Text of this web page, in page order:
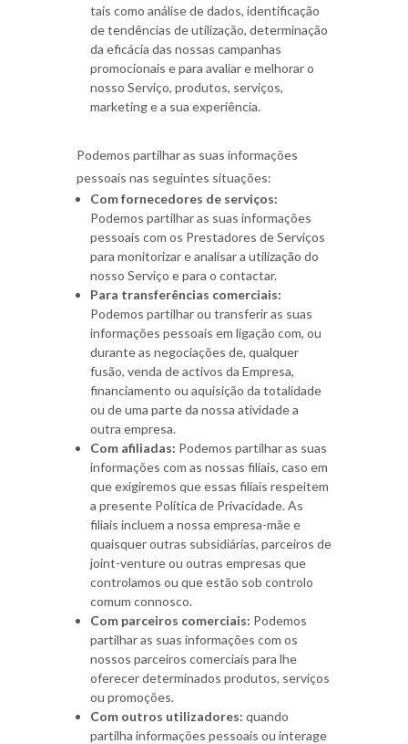
tais como análise de dados, identificação
de tendências de utilização, determinação
da eficácia das nossas campanhas
promocionais e para avaliar e melhorar o
nosso Serviço, produtos, serviços,
marketing e a sua experiência.
Podemos partilhar as suas informações
pessoais nas seguintes situações:
Com fornecedores de serviços:
Podemos partilhar as suas informações
pessoais com os Prestadores de Serviços
para monitorizar e analisar a utilização do
nosso Serviço e para o contactar.
Para transferências comerciais:
Podemos partilhar ou transferir as suas
informações pessoais em ligação com, ou
durante as negociações de, qualquer
fusão, venda de activos da Empresa,
financiamento ou aquisição da totalidade
ou de uma parte da nossa atividade a
outra empresa.
Com afiliadas: Podemos partilhar as suas
informações com as nossas filiais, caso em
que exigiremos que essas filiais respeitem
a presente Política de Privacidade. As
filiais incluem a nossa empresa-mãe e
quaisquer outras subsidiárias, parceiros de
joint-venture ou outras empresas que
controlamos ou que estão sob controlo
comum connosco.
Com parceiros comerciais: Podemos
partilhar as suas informações com os
nossos parceiros comerciais para lhe
oferecer determinados produtos, serviços
ou promoções.
Com outros utilizadores: quando
partilha informações pessoais ou interage